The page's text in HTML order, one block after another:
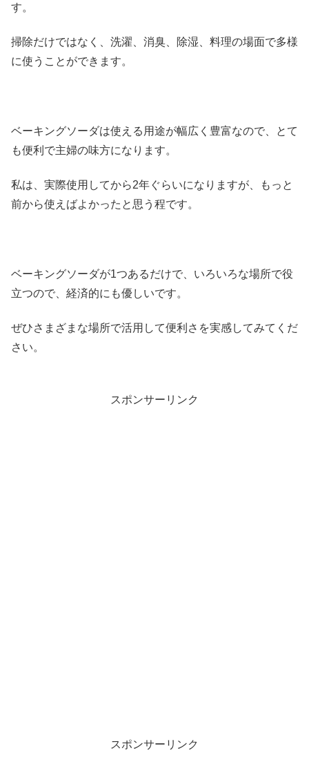
す。
掃除だけではなく、洗濯、消臭、除湿、料理の場面で多様
に使うことができます。
ベーキングソーダは使える用途が幅広く豊富なので、とて
も便利で主婦の味方になります。
私は、実際使用してから2年ぐらいになりますが、もっと
前から使えばよかったと思う程です。
ベーキングソーダが1つあるだけで、いろいろな場所で役
立つので、経済的にも優しいです。
ぜひさまざまな場所で活用して便利さを実感してみてくだ
さい。
スポンサーリンク
スポンサーリンク